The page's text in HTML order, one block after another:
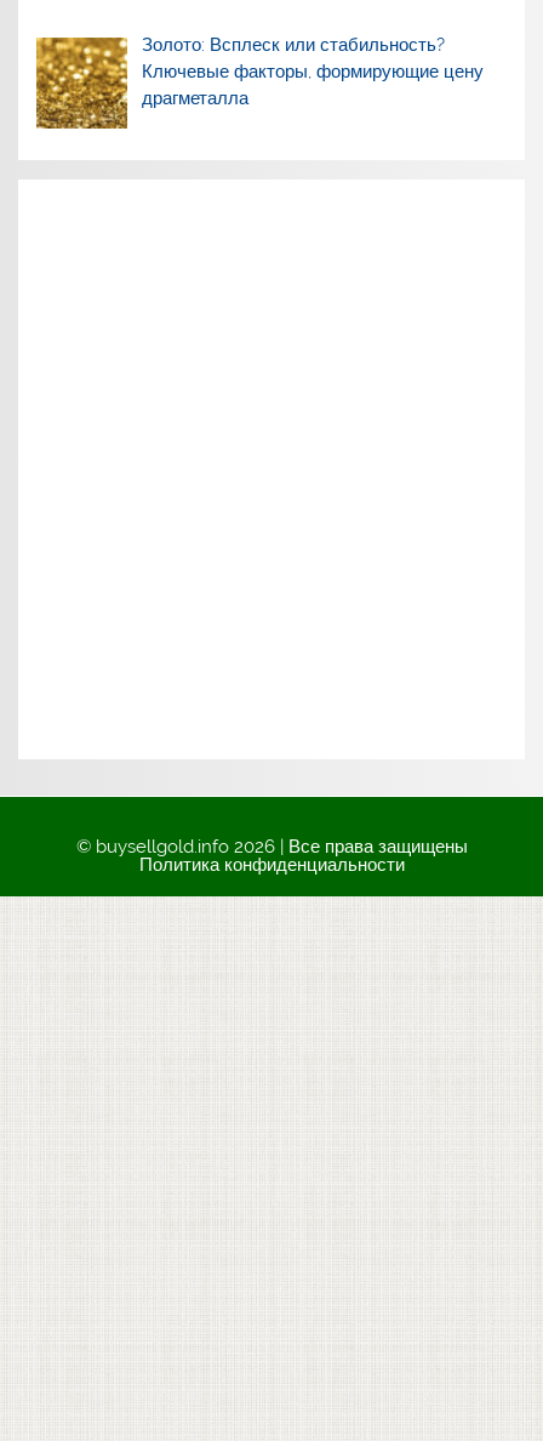
Золото: Всплеск или стабильность?
Ключевые факторы, формирующие цену
драгметалла
© buysellgold.info 2026 | Все права защищены
Политика конфиденциальности